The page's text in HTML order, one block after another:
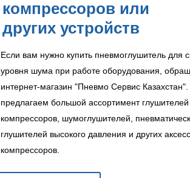
компрессоров или
других устройств
Если вам нужно купить пневмоглушитель для
уровня шума при работе оборудования,
интернет-магазин "Пневмо Сервис
предлагаем большой ассортимент
компрессоров, шумоглушителей,
глушителей высокого давления и других
компрессоров.